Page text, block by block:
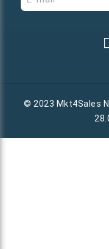
© 2023 Mkt4Sales